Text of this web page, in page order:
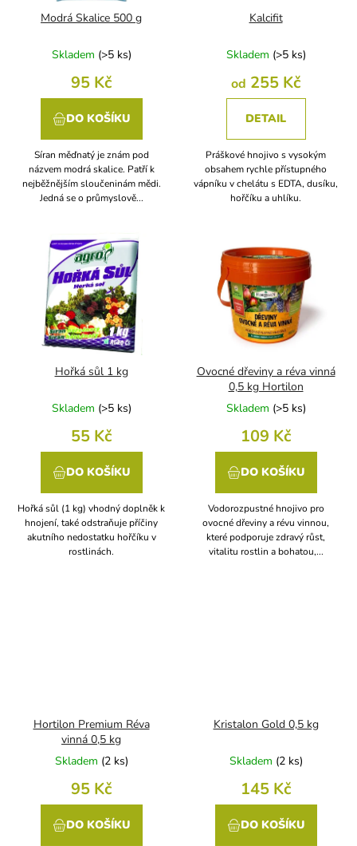
Modrá Skalice 500 g
Skladem (>5 ks)
95 Kč
DO KOŠÍKU
Síran měďnatý je znám pod
názvem modrá skalice. Patří k
nejběžnějším sloučeninám mědi.
Jedná se o průmyslově...
Kalcifit
Skladem (>5 ks)
od 255 Kč
DETAIL
Práškové hnojivo s vysokým
obsahem rychle přístupného
vápníku v chelátu s EDTA, dusíku,
hořčíku a uhlíku.
Hořká sůl 1 kg
Skladem (>5 ks)
55 Kč
DO KOŠÍKU
Hořká sůl (1 kg) vhodný doplněk k
hnojení, také odstraňuje příčiny
akutního nedostatku hořčíku v
rostlinách.
Ovocné dřeviny a réva vinná
0,5 kg Hortilon
Skladem (>5 ks)
109 Kč
DO KOŠÍKU
Vodorozpustné hnojivo pro
ovocné dřeviny a révu vinnou,
které podporuje zdravý růst,
vitalitu rostlin a bohatou,...
Hortilon Premium Réva
vinná 0,5 kg
Skladem (2 ks)
95 Kč
DO KOŠÍKU
Kristalon Gold 0,5 kg
Skladem (2 ks)
145 Kč
DO KOŠÍKU